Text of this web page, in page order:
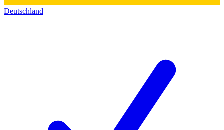
Deutschland